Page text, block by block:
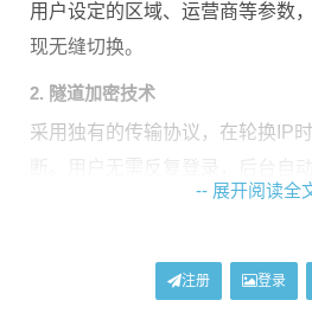
用户设定的区域、运营商等参数
现无缝切换。
2. 隧道加密技术
采用独有的传输协议，在轮换IP
度可控制在0.秒以内。
通过特征值过滤技术，将原始流
-- 展开阅读全
注册 登录